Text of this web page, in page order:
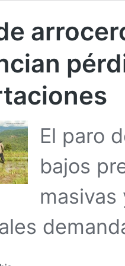
El paro
bajos
masivas